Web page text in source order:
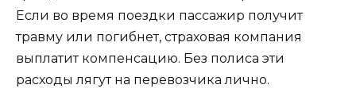
Если во время поездки пассажир получит
травму или погибнет, страховая компания
выплатит компенсацию. Без полиса эти
расходы лягут на перевозчика лично.